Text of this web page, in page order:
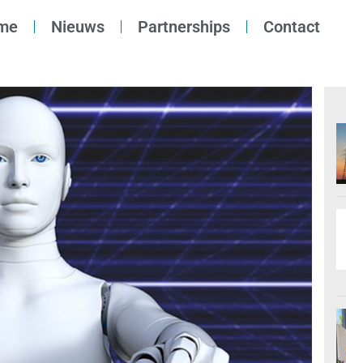
Nieuws Partnerships Contact